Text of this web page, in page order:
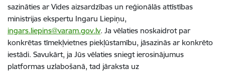
sazināties ar Vides aizsardzības un reģionālās attīstības
ministrijas ekspertu Ingaru Liepiņu,
ingars.liepins@varam.gov.lv. Ja vēlaties noskaidrot par
konkrētas tīmekļvietnes piekļūstamību, jāsazinās ar konkrēto
iestādi. Savukārt, ja Jūs vēlaties sniegt ierosinājumus
platformas uzlabošanā, tad jāraksta uz